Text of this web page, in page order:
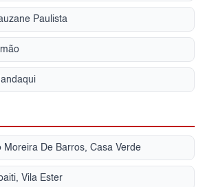
Paulista
Moreira De Barros, Casa Verde
Vila Ester